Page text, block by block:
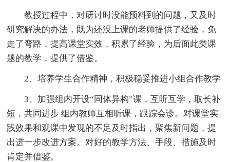
教授过程中，对研讨时没能预料到的问题，又及时
研究解决的办法，既为还没上课的老师提供了经验，免
走了弯路，提高课堂实效，积累了经验，为后面此类课
题的教学，提供了借鉴。
2、培养学生合作精神，积极稳妥推进小组合作教学
3、加强组内开设“同体异构”课，互听互学，取长补
短，共同进步 组内教师互相听课，跟踪会诊。对课堂实
践效果和观课中发现的不足及时指出，聚焦新问题，提
出进一步改进方案。对好的教学方法、手段、措施及时
肯定并借鉴。